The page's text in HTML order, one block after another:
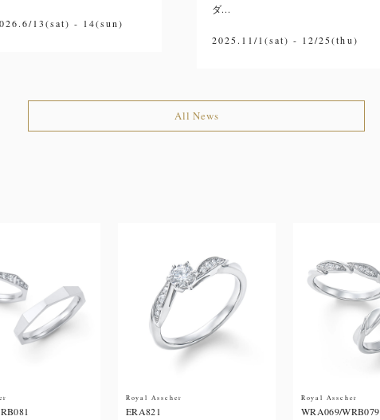
13(sat) - 14(sun)
ダ...
2025.11/1(sat) - 12/25(thu)
All News
Royal Asscher
ERA821
Royal Asscher
WRA069/WRB079